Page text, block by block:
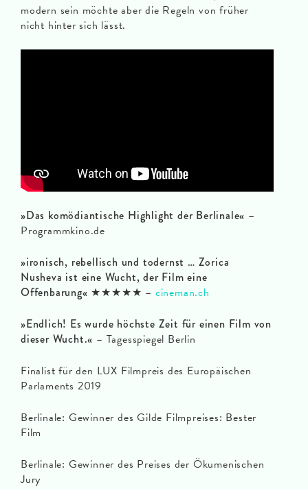
modern sein möchte aber die Regeln von früher
nicht hinter sich lässt.
»Das komödiantische Highlight der Berlinale« –
Programmkino.de
»ironisch, rebellisch und todernst … Zorica
Nusheva ist eine Wucht, der Film eine
Offenbarung« ★★★★★ – cineman.ch
»Endlich! Es wurde höchste Zeit für einen Film von
dieser Wucht.« – Tagesspiegel Berlin
Finalist für den LUX Filmpreis des Europäischen
Parlaments 2019
Berlinale: Gewinner des Gilde Filmpreises: Bester
Film
Berlinale: Gewinner des Preises der Ökumenischen
Jury